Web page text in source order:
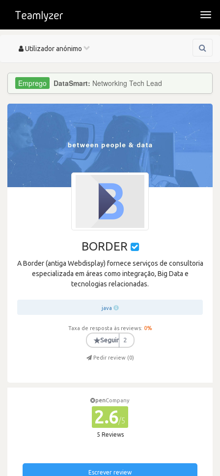
Toggle
Utilizador anónimo
DataSmart: Networking Tech Lead
BORDER
A Border (antiga Webdisplay) fornece serviços de consultoria
especializada em áreas como integração, Big Data e
tecnologias relacionadas.
java
Taxa de resposta às reviews: 0%
★Seguir 2
Pedir review (0)
penCompany
2.6/5
5 Reviews
Escrever review